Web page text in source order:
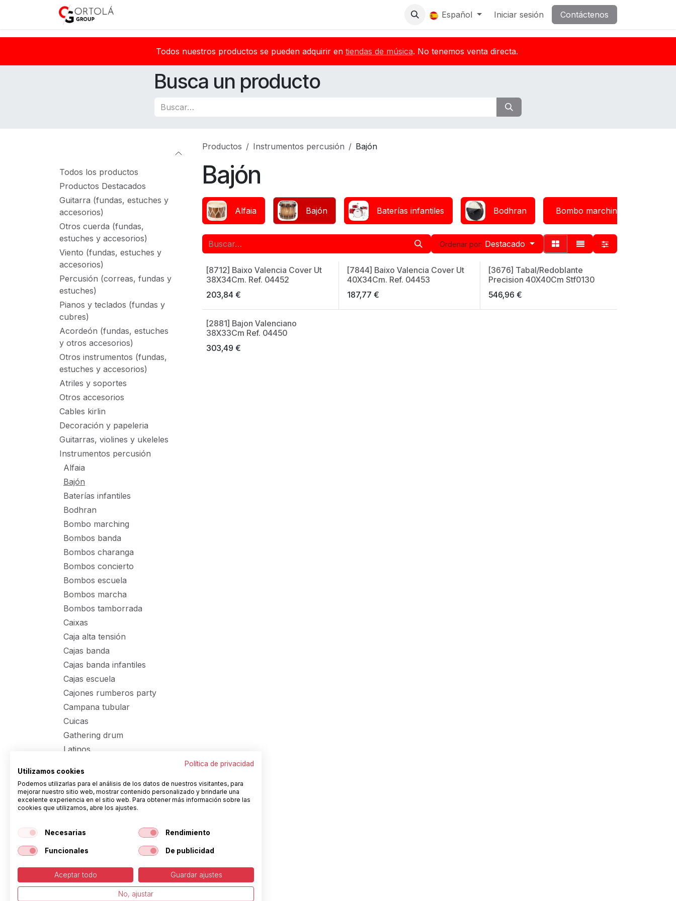
Español Iniciar sesión Contáctenos
Todos nuestros productos se pueden adquirir en tiendas de música. No tenemos venta directa.
Busca un producto
Todos los productos
Productos Destacados
Guitarra (fundas, estuches y
accesorios)
Otros cuerda (fundas,
estuches y accesorios)
Viento (fundas, estuches y
accesorios)
Percusión (correas, fundas y
estuches)
Pianos y teclados (fundas y
cubres)
Acordeón (fundas, estuches
y otros accesorios)
Otros instrumentos (fundas,
estuches y accesorios)
Atriles y soportes
Otros accesorios
Cables kirlin
Decoración y papeleria
Guitarras, violines y ukeleles
Instrumentos percusión
Alfaia
Bajón
Baterías infantiles
Bodhran
Bombo marching
Bombos banda
Bombos charanga
Bombos concierto
Bombos escuela
Bombos marcha
Bombos tamborrada
Caixas
Caja alta tensión
Cajas banda
Cajas banda infantiles
Cajas escuela
Cajones rumberos party
Campana tubular
Cuicas
Gathering drum
Latinos
Panderetas
Panderetas afinables
Panderetas tradicionales
Panderos chamanicos y
Panderos economicos
Panderos parche plástico y
Productos Instrumentos percusión Bajón
Bajón
Alfaia Bajón Baterías infantiles Bodhran Bombo marching
Ordenar por: Destacado
Made in Spain
[8712] Baixo Valencia Cover Ut
38X34Cm. Ref. 04452
203,84 € Made in Spain
[7844] Baixo Valencia Cover Ut
40X34Cm. Ref. 04453
187,77 € Made in Spain
[3676] Tabal/Redoblante
Precision 40X40Cm Stf0130
546,96 €
Made in Spain
[2881] Bajon Valenciano
38X33Cm Ref. 04450
303,49 €
Política de privacidad
Utilizamos cookies
Podemos utilizarlas para el análisis de los datos de nuestros visitantes, para
mejorar nuestro sitio web, mostrar contenido personalizado y brindarle una
excelente experiencia en el sitio web. Para obtener más información sobre las
cookies que utilizamos, abre los ajustes.
Necesarias Rendimiento
Funcionales De publicidad
Aceptar todo Guardar ajustes
No, ajustar